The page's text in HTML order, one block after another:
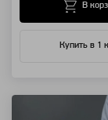
Купить в 1
В